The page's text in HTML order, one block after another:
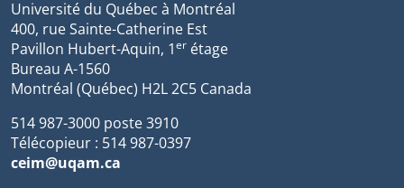
Université du Québec à Montréal
400, rue Sainte-Catherine Est
Pavillon Hubert-Aquin, 1er étage
Bureau A-1560
Montréal (Québec) H2L 2C5 Canada
514 987-3000 poste 3910
Télécopieur : 514 987-0397
ceim@uqam.ca